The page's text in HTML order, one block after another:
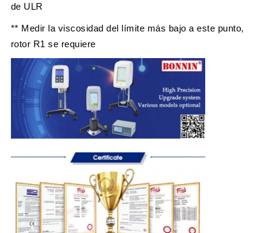
de ULR
** Medir la viscosidad del límite más bajo a este punto,
rotor R1 se requiere